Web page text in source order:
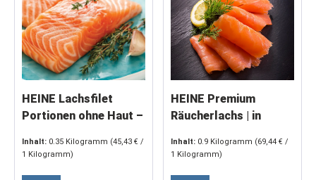
HEINE Lachsfilet
Portionen ohne Haut –
Inhalt: 0.35 Kilogramm (45,43 € /
1 Kilogramm)
HEINE Premium
Räucherlachs | in
Inhalt: 0.9 Kilogramm (69,44 € /
1 Kilogramm)